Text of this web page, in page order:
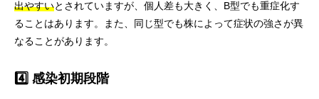
出やすいとされていますが、個人差も大きく、B型でも重症化す
ることはあります。また、同じ型でも株によって症状の強さが異
なることがあります。
4️⃣ 感染初期段階